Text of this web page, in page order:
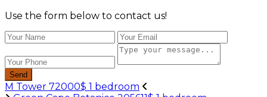
Use the form below to contact us!
Send
M Tower 72000$ 1 bedroom